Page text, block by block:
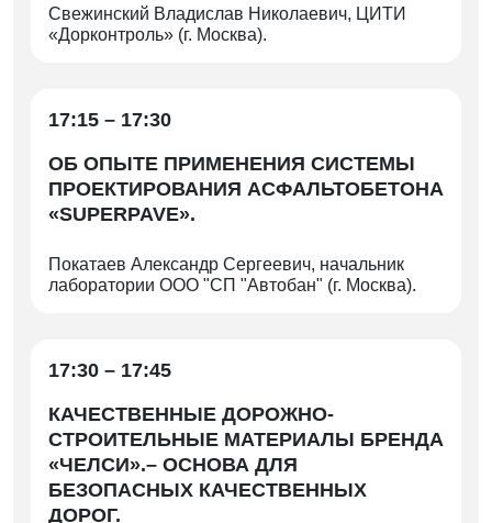
Свежинский Владислав Николаевич, ЦИТИ
«Дорконтроль» (г. Москва).
17:15 – 17:30
ОБ ОПЫТЕ ПРИМЕНЕНИЯ СИСТЕМЫ
ПРОЕКТИРОВАНИЯ АСФАЛЬТОБЕТОНА
«SUPERPAVE».
Покатаев Александр Сергеевич, начальник
лаборатории ООО "СП "Автобан" (г. Москва).
17:30 – 17:45
КАЧЕСТВЕННЫЕ ДОРОЖНО-
СТРОИТЕЛЬНЫЕ МАТЕРИАЛЫ БРЕНДА
«ЧЕЛСИ».– ОСНОВА ДЛЯ
БЕЗОПАСНЫХ КАЧЕСТВЕННЫХ
ДОРОГ.